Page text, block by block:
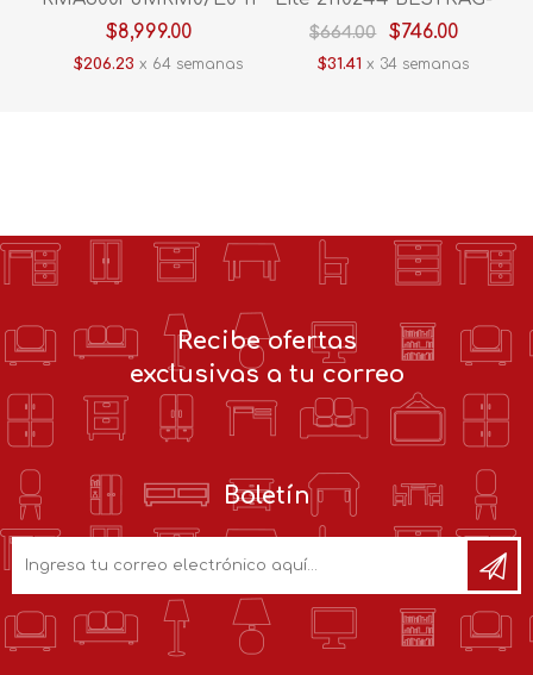
Pies Grafito
$8,999.00
$206.23 x 64 semanas
BPB-013 Push Button
V/Vidrio 2V Negro
$664.00 $746.00
$31.41 x 34 semanas
Recibe ofertas
exclusivas a tu correo
Boletín